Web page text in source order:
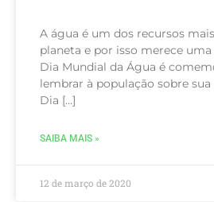
A água é um dos recursos
planeta e por isso merece uma
Dia Mundial da Água é
lembrar à população sobre
Dia […]
SAIBA MAIS »
12 de março de 2020